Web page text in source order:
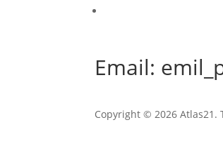
Email:
Copyright © 2026